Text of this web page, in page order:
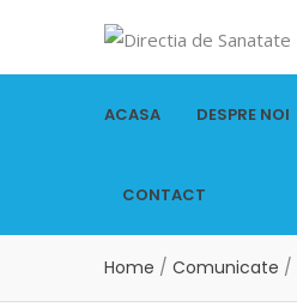
ACASA DESPRE NOI
CONTACT
Home / Comunicate /